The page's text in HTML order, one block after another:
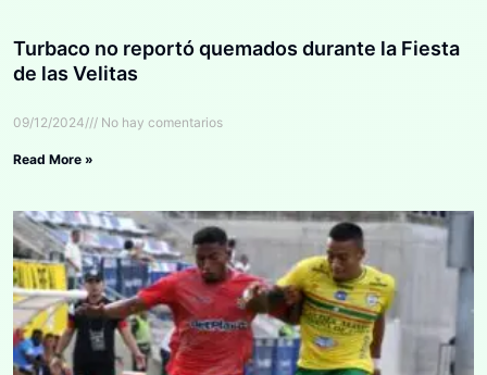
Turbaco no reportó quemados durante la Fiesta
de las Velitas
09/12/2024 No hay comentarios
Read More »